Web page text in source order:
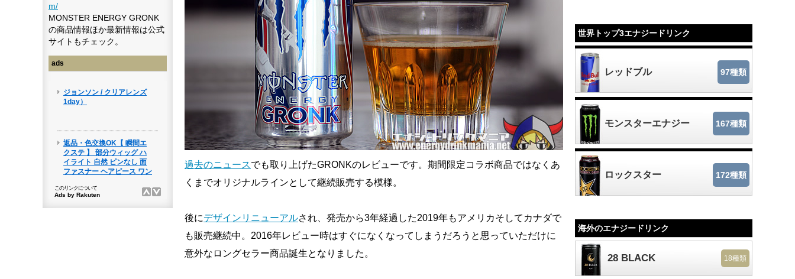
過去のニュースでも取り上げたGRONKのレビューです。期間限定コラボ商品ではなくあ
くまでオリジナルラインとして継続販売する模様。
後にデザインリニューアルされ、発売から3年経過した2019年もアメリカそしてカナダで
も販売継続中。2016年レビュー時はすぐになくなってしまうだろうと思っていただけに
意外なロングセラー商品誕生となりました。
m/
MONSTER ENERGY GRONK
の商品情報ほか最新情報は公式
サイトもチェック。
ads
世界トップ3エナジードリンク
レッドブル 97種類
モンスターエナジー 167種類
ロックスター 172種類
海外のエナジードリンク
28 BLACK 18種類